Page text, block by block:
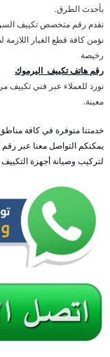
بأحدث الطرق.
نقدم رقم متخصص تكييف
نؤمن كافة قطع الغيار اللازمة
رخيصة
رقم هاتف تكييف اليرموك
نورد للعملاء عبر فني تكييف
معينة.
خدمتنا متوفرة في كافة
يمكنكم التواصل معنا عبر
لتركيب وصيانة أجهزة